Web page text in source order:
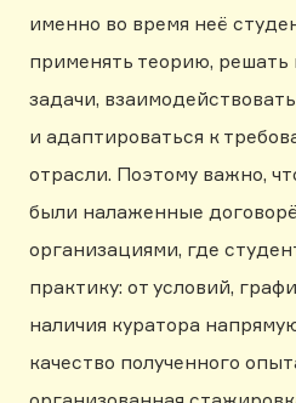
именно во время неё
применять теорию, решать
задачи,
и адаптироваться к
отрасли. Поэтому важно,
были налаженные
организациями, где
практику: от условий,
наличия куратора
качество полученного